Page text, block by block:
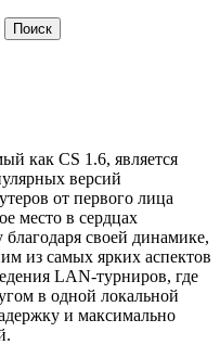
как CS 1.6, является
версий
от первого лица
место в сердцах
своей динамике,
из самых ярких аспектов
LAN-турниров, где
в одной локальной
и максимально